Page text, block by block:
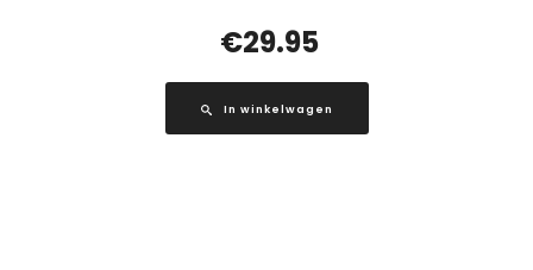
€29.95
In winkelwagen